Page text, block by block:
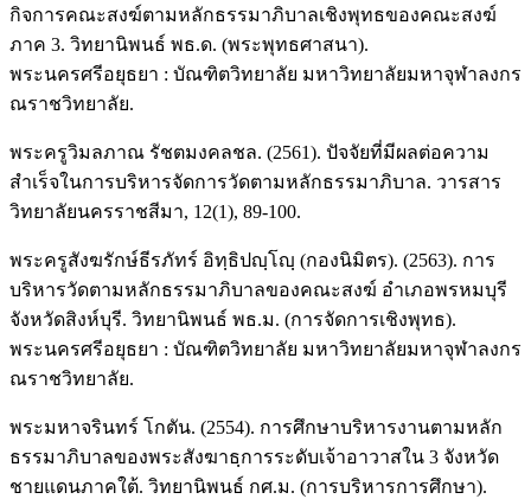
กิจการคณะสงฆ์ตามหลักธรรมาภิบาลเชิงพุทธของคณะสงฆ์
ภาค 3. วิทยานิพนธ์ พธ.ด. (พระพุทธศาสนา).
พระนครศรีอยุธยา : บัณฑิตวิทยาลัย มหาวิทยาลัยมหาจุฬาลงกร
ณราชวิทยาลัย.
พระครูวิมลภาณ รัชตมงคลชล. (2561). ปัจจัยที่มีผลต่อความ
สำเร็จในการบริหารจัดการวัดตามหลักธรรมาภิบาล. วารสาร
วิทยาลัยนครราชสีมา, 12(1), 89-100.
พระครูสังฆรักษ์ธีรภัทร์ อิทฺธิปญฺโญฺ (กองนิมิตร). (2563). การ
บริหารวัดตามหลักธรรมาภิบาลของคณะสงฆ์ อำเภอพรหมบุรี
จังหวัดสิงห์บุรี. วิทยานิพนธ์ พธ.ม. (การจัดการเชิงพุทธ).
พระนครศรีอยุธยา : บัณฑิตวิทยาลัย มหาวิทยาลัยมหาจุฬาลงกร
ณราชวิทยาลัย.
พระมหาจรินทร์ โกตัน. (2554). การศึกษาบริหารงานตามหลัก
ธรรมาภิบาลของพระสังฆาธฺการระดับเจ้าอาวาสใน 3 จังหวัด
ชายแดนภาคใต้. วิทยานิพนธ์ กศ.ม. (การบริหารการศึกษา).